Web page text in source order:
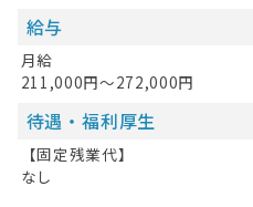
給与
月給
211,000円～272,000円
待遇・福利厚生
【固定残業代】
なし